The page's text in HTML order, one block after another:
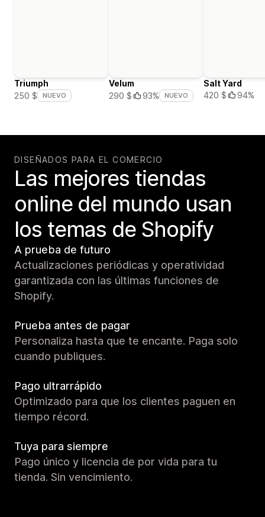
Triumph
250 $
NUEVO
Velum
290 $
93% NUEVO
Salt Yard
420 $
94%
DISEÑADOS PARA EL COMERCIO
Las mejores tiendas
online del mundo usan
los temas de Shopify
A prueba de futuro
Actualizaciones periódicas y operatividad
garantizada con las últimas funciones de
Shopify.
Prueba antes de pagar
Personaliza hasta que te encante. Paga solo
cuando publiques.
Pago ultrarrápido
Optimizado para que los clientes paguen en
tiempo récord.
Tuya para siempre
Pago único y licencia de por vida para tu
tienda. Sin vencimiento.